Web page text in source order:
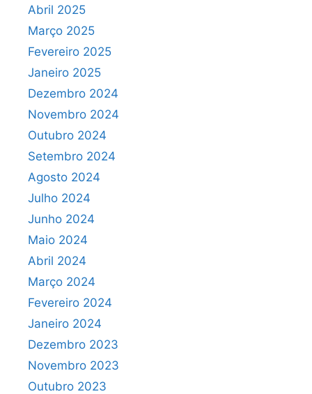
Abril 2025
Março 2025
Fevereiro 2025
Janeiro 2025
Dezembro 2024
Novembro 2024
Outubro 2024
Setembro 2024
Agosto 2024
Julho 2024
Junho 2024
Maio 2024
Abril 2024
Março 2024
Fevereiro 2024
Janeiro 2024
Dezembro 2023
Novembro 2023
Outubro 2023